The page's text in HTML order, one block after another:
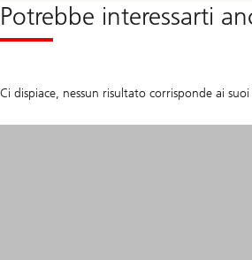
Potrebbe interessarti
Ci dispiace, nessun risultato corrisponde ai